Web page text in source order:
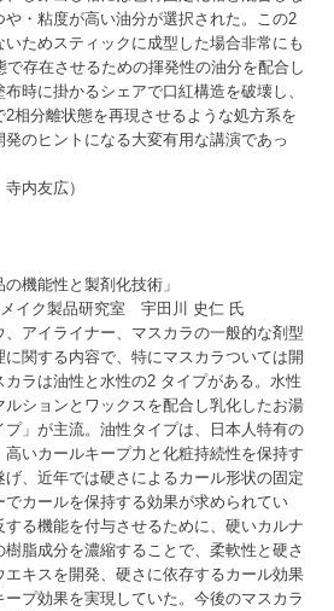
・粘度が高い油分が選択された。この2
ためスティックに成型した場合非常にも
で存在させるための揮発性の油分を配合し
時に掛かるシェアで口紅構造を破壊し、
相分離状態を再現させるような処方系を
のヒントになる大変有用な講演であっ
内友広）
機能性と製剤化技術」
イク製品研究室 宇田川 史仁 氏
アイライナー、マスカラの一般的な剤型
関する内容で、特にマスカラついては開
ラは油性と水性の2 タイプがある。水性
ションとワックスを配合し乳化したお湯
」が主流。油性タイプは、日本人特有の
いカールキープ力と化粧持続性を保持す
、近年では硬さによるカール形状の固定
でカールを保持する効果が求められてい
る機能を付与させるために、硬いカルナ
脂成分を濃縮することで、柔軟性と硬さ
キスを開発、硬さに依存するカール効果
プ効果を実現していた。今後のマスカラ